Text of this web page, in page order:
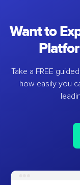
Want to
Take a FREE
how easily you